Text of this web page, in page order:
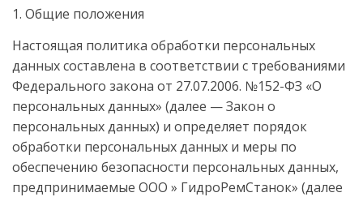
1. Общие положения
Настоящая политика обработки персональных
данных составлена в соответствии с требованиями
Федерального закона от 27.07.2006. №152-ФЗ «О
персональных данных» (далее — Закон о
персональных данных) и определяет порядок
обработки персональных данных и меры по
обеспечению безопасности персональных данных,
предпринимаемые ООО » ГидроРемСтанок» (далее